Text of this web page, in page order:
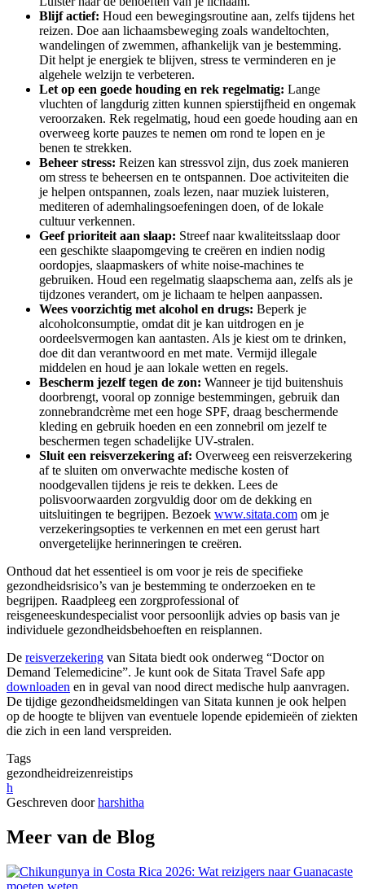
Blijf actief: Houd een bewegingsroutine aan, zelfs tijdens het
reizen. Doe aan lichaamsbeweging zoals wandeltochten,
wandelingen of zwemmen, afhankelijk van je bestemming.
Dit helpt je energiek te blijven, stress te verminderen en je
algehele welzijn te verbeteren.
Let op een goede houding en rek regelmatig: Lange
vluchten of langdurig zitten kunnen spierstijfheid en ongemak
veroorzaken. Rek regelmatig, houd een goede houding aan en
overweeg korte pauzes te nemen om rond te lopen en je
benen te strekken.
Beheer stress: Reizen kan stressvol zijn, dus zoek manieren
om stress te beheersen en te ontspannen. Doe activiteiten die
je helpen ontspannen, zoals lezen, naar muziek luisteren,
mediteren of ademhalingsoefeningen doen, of de lokale
cultuur verkennen.
Geef prioriteit aan slaap: Streef naar kwaliteitsslaap door
een geschikte slaapomgeving te creëren en indien nodig
oordopjes, slaapmaskers of white noise-machines te
gebruiken. Houd een regelmatig slaapschema aan, zelfs als je
tijdzones verandert, om je lichaam te helpen aanpassen.
Wees voorzichtig met alcohol en drugs: Beperk je
alcoholconsumptie, omdat dit je kan uitdrogen en je
oordeelsvermogen kan aantasten. Als je kiest om te drinken,
doe dit dan verantwoord en met mate. Vermijd illegale
middelen en houd je aan lokale wetten en regels.
Bescherm jezelf tegen de zon: Wanneer je tijd buitenshuis
doorbrengt, vooral op zonnige bestemmingen, gebruik dan
zonnebrandcrème met een hoge SPF, draag beschermende
kleding en gebruik hoeden en een zonnebril om jezelf te
beschermen tegen schadelijke UV-stralen.
Sluit een reisverzekering af: Overweeg een reisverzekering
af te sluiten om onverwachte medische kosten of
noodgevallen tijdens je reis te dekken. Lees de
polisvoorwaarden zorgvuldig door om de dekking en
uitsluitingen te begrijpen. Bezoek www.sitata.com om je
verzekeringsopties te verkennen en met een gerust hart
onvergetelijke herinneringen te creëren.
Onthoud dat het essentieel is om voor je reis de specifieke
gezondheidsrisico’s van je bestemming te onderzoeken en te
begrijpen. Raadpleeg een zorgprofessional of
reisgeneeskundespecialist voor persoonlijk advies op basis van je
individuele gezondheidsbehoeften en reisplannen.
De reisverzekering van Sitata biedt ook onderweg “Doctor on
Demand Telemedicine”. Je kunt ook de Sitata Travel Safe app
downloaden en in geval van nood direct medische hulp aanvragen.
De tijdige gezondheidsmeldingen van Sitata kunnen je ook helpen
op de hoogte te blijven van eventuele lopende epidemieën of ziekten
die zich in een land verspreiden.
Tags
gezondheidreizenreistips
h
Geschreven door harshitha
Meer van de Blog